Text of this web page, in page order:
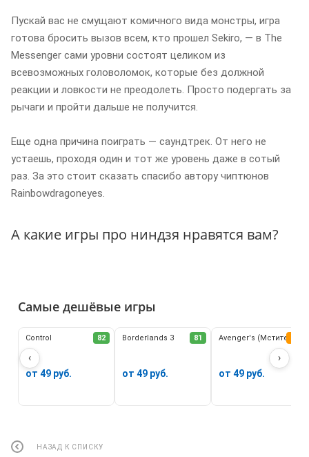
Пускай вас не смущают комичного вида монстры, игра
готова бросить вызов всем, кто прошел Sekiro, — в The
Messenger сами уровни состоят целиком из
всевозможных головоломок, которые без должной
реакции и ловкости не преодолеть. Просто подергать за
рычаги и пройти дальше не получится.
Еще одна причина поиграть — саундтрек. От него не
устаешь, проходя один и тот же уровень даже в сотый
раз. За это стоит сказать спасибо автору чиптюнов
Rainbowdragoneyes.
А какие игры про ниндзя нравятся вам?
Самые дешёвые игры
‹ ›
82
Control
от 49 руб.
81
Borderlands 3
от 49 руб.
Avenger's (Мстители)
от 49 руб.
НАЗАД К СПИСКУ